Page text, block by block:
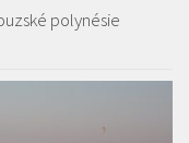
polynésie